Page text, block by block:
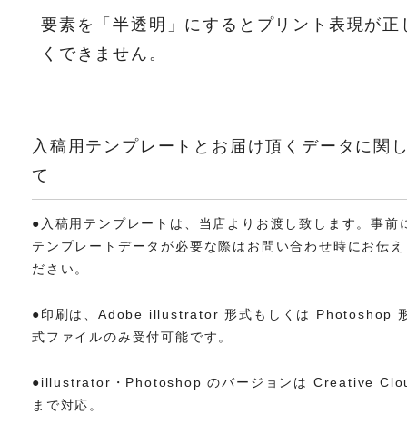
要素を「半透明」にするとプリント表現が正
くできません。
入稿用テンプレートとお届け頂くデータに関
て
●入稿用テンプレートは、当店よりお渡し致します。事前
テンプレートデータが必要な際はお問い合わせ時にお伝
ださい。
●印刷は、Adobe illustrator 形式もしくは Photoshop
式ファイルのみ受付可能です。
●illustrator・Photoshop のバージョンは Creative
まで対応。